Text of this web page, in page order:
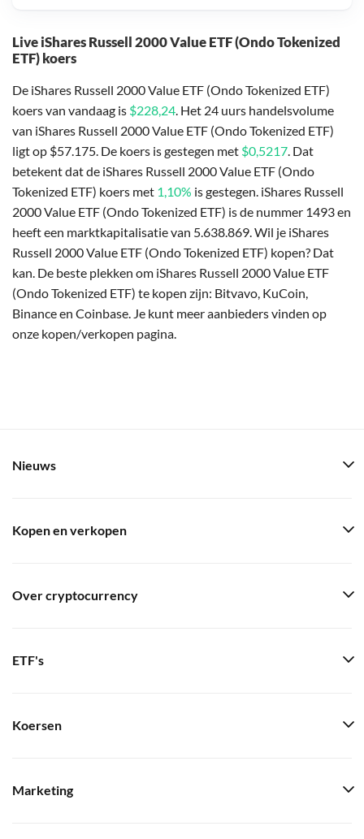
Live iShares Russell 2000 Value ETF (Ondo Tokenized
ETF) koers
De iShares Russell 2000 Value ETF (Ondo Tokenized ETF)
koers van vandaag is $228,24. Het 24 uurs handelsvolume
van iShares Russell 2000 Value ETF (Ondo Tokenized ETF)
ligt op $57.175. De koers is gestegen met $0,5217. Dat
betekent dat de iShares Russell 2000 Value ETF (Ondo
Tokenized ETF) koers met 1,10% is gestegen. iShares Russell
2000 Value ETF (Ondo Tokenized ETF) is de nummer 1493 en
heeft een marktkapitalisatie van 5.638.869. Wil je iShares
Russell 2000 Value ETF (Ondo Tokenized ETF) kopen? Dat
kan. De beste plekken om iShares Russell 2000 Value ETF
(Ondo Tokenized ETF) te kopen zijn: Bitvavo, KuCoin,
Binance en Coinbase. Je kunt meer aanbieders vinden op
onze kopen/verkopen pagina.
Nieuws
Kopen en verkopen
Over cryptocurrency
ETF's
Koersen
Marketing